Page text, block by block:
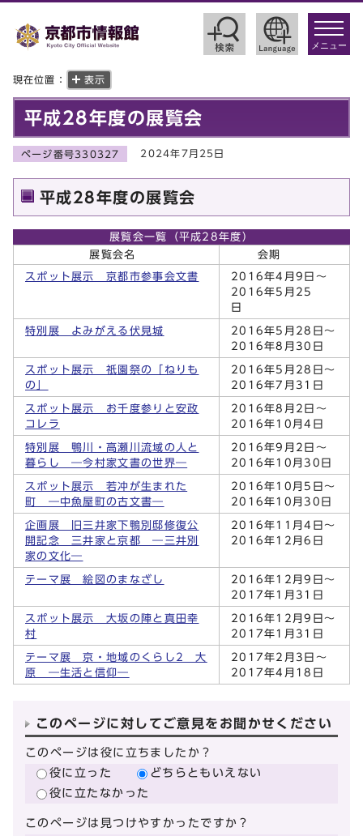
toggle
メニュー
現在位置： 表示
平成28年度の展覧会
ページ番号330327 2024年7月25日
平成28年度の展覧会
展覧会一覧（平成28年度）
展覧会名
会期
スポット展示 京都市参事会文書
2016年4月9日～
2016年5月25
日
特別展 よみがえる伏見城
2016年5月28日～
2016年8月30日
スポット展示 祇園祭の「ねりも
の」
2016年5月28日～
2016年7月31日
スポット展示 お千度参りと安政
コレラ
2016年8月2日～
2016年10月4日
特別展 鴨川・高瀬川流域の人と
暮らし ―今村家文書の世界―
2016年9月2日～
2016年10月30日
スポット展示 若冲が生まれた
町 ―中魚屋町の古文書―
2016年10月5日～
2016年10月30日
企画展 旧三井家下鴨別邸修復公
開記念 三井家と京都 ―三井別
家の文化―
2016年11月4日～
2016年12月6日
テーマ展 絵図のまなざし
2016年12月9日～
2017年1月31日
スポット展示 大坂の陣と真田幸
村
2016年12月9日～
2017年1月31日
テーマ展 京・地域のくらし2 大
原 ―生活と信仰―
2017年2月3日～
2017年4月18日
このページに対してご意見をお聞かせください
このページは役に立ちましたか？
役に立った
どちらともいえない
役に立たなかった
このページは見つけやすかったですか？